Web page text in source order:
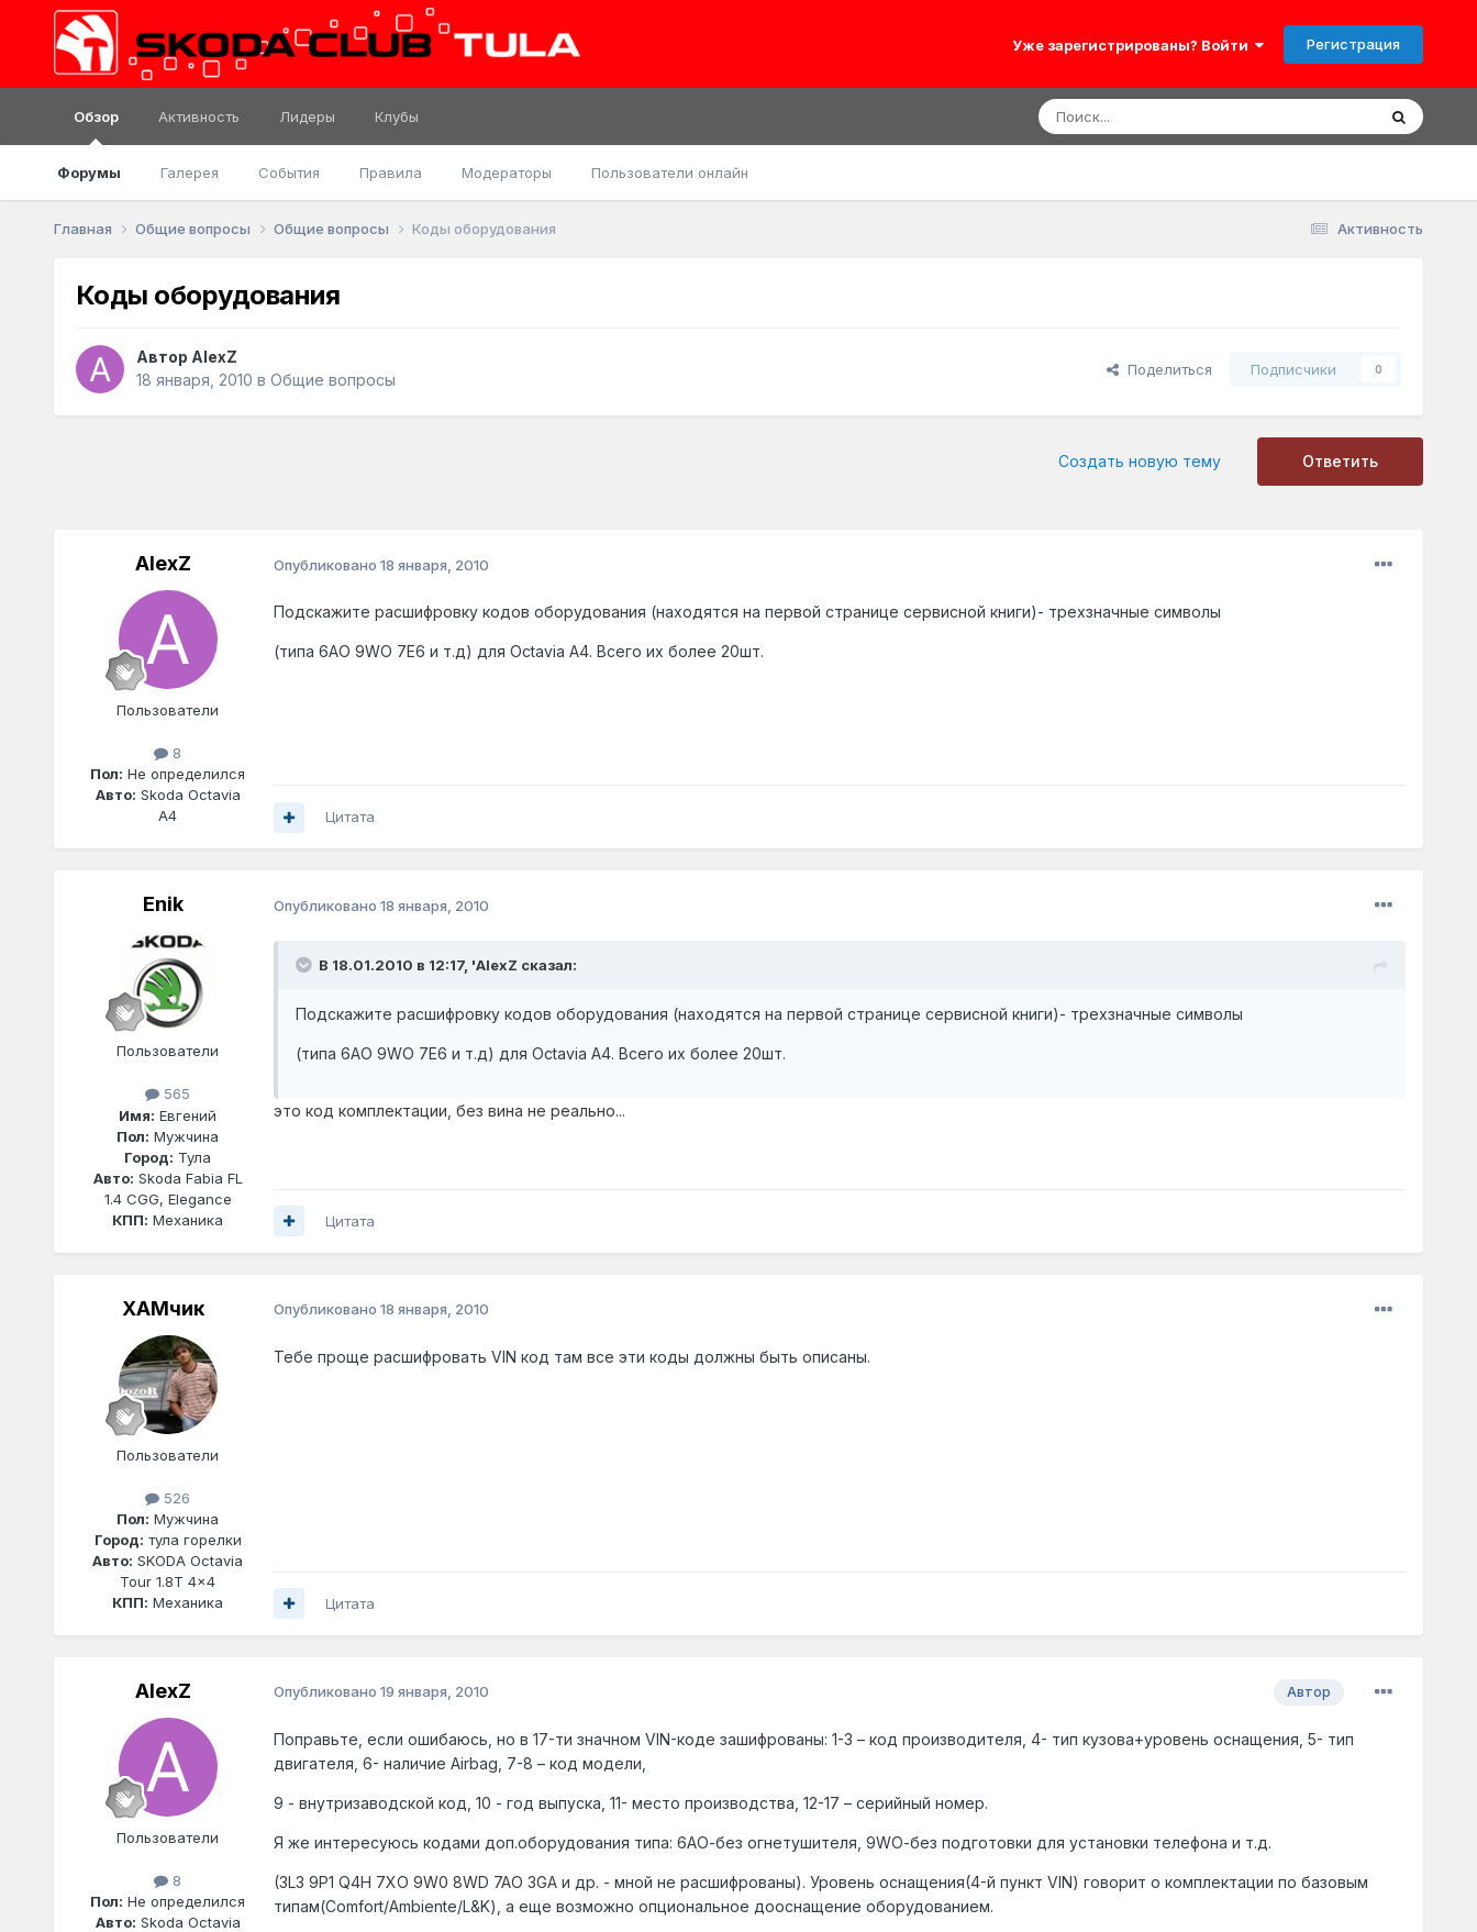
Уже зарегистрированы? Войти Регистрация
Обзор
Форумы Галерея События Правила Модераторы Пользователи онлайн
Активность Лидеры Клубы
Активность
Главная Общие вопросы Общие вопросы Коды оборудования
Коды оборудования
Автор AlexZ
18 января, 2010 в Общие вопросы
Поделиться Подписчики 0
Ответить
Создать новую тему
AlexZ
Пользователи
8
Пол: Не определился
Авто: Skoda Octavia
A4
Опубликовано 18 января, 2010
Подскажите расшифровку кодов оборудования (находятся на первой странице сервисной книги)- трехзначные символы
(типа 6АО 9WO 7E6 и т.д) для Octavia A4. Всего их более 20шт.
Цитата
Enik
Пользователи
565
Имя: Евгений
Пол: Мужчина
Город: Тула
Авто: Skoda Fabia FL
1.4 CGG, Elegance
КПП: Механика
Опубликовано 18 января, 2010
В 18.01.2010 в 12:17, 'AlexZ сказал:
Подскажите расшифровку кодов оборудования (находятся на первой странице сервисной книги)- трехзначные символы
(типа 6АО 9WO 7E6 и т.д) для Octavia A4. Всего их более 20шт.
это код комплектации, без вина не реально...
Цитата
ХАМчик
Пользователи
526
Пол: Мужчина
Город: тула горелки
Авто: SKODA Octavia
Tour 1.8T 4x4
КПП: Механика
Опубликовано 18 января, 2010
Тебе проще расшифровать VIN код там все эти коды должны быть описаны.
Цитата
AlexZ
Пользователи
8
Пол: Не определился
Авто: Skoda Octavia
Автор
Опубликовано 19 января, 2010
Поправьте, если ошибаюсь, но в 17-ти значном VIN-коде зашифрованы: 1-3 – код производителя, 4- тип кузова+уровень оснащения, 5- тип
двигателя, 6- наличие Airbag, 7-8 – код модели,
9 - внутризаводской код, 10 - год выпуска, 11- место производства, 12-17 – серийный номер.
Я же интересуюсь кодами доп.оборудования типа: 6АО-без огнетушителя, 9WО-без подготовки для установки телефона и т.д.
(3L3 9P1 Q4H 7XO 9W0 8WD 7AO 3GA и др. - мной не расшифрованы). Уровень оснащения(4-й пункт VIN) говорит о комплектации по базовым
типам(Comfort/Ambiente/L&K), а еще возможно опциональное дооснащение оборудованием.